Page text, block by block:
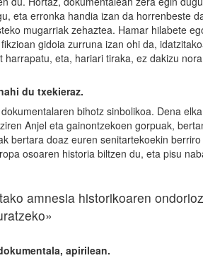
eta erronka handia izan da horrenbeste
mugarriak zehaztea. Hamar hilabete
gidoia zurruna izan ohi da,
harrapatu, eta, hariari tiraka, ez dakizu
du txekieraz.
bihotz sinbolikoa. Dena
Anjel eta gainontzekoen gorpuak,
bertara doaz euren senitartekoekin
osoaren historia biltzen du, eta pisu
amnesia historikoaren
apirilean.